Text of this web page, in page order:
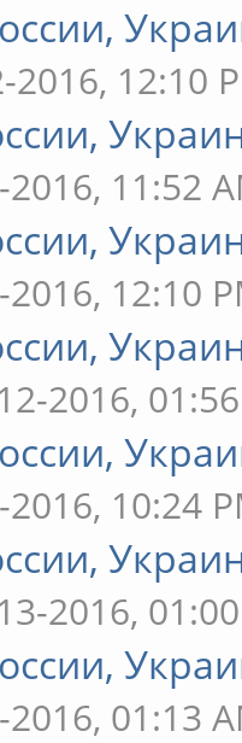
2016, 12:10
11:52
12:10
2016,
10:24
2016,
01:13